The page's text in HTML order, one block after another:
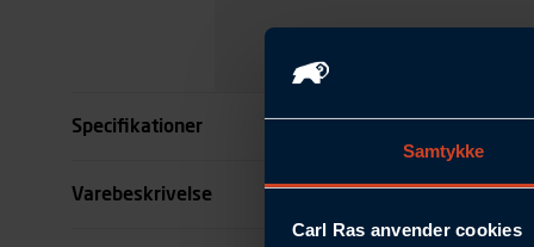
Samtykke
Carl Ras anvender cookies
Specifikationer
Længde mm
Varebeskrivelse